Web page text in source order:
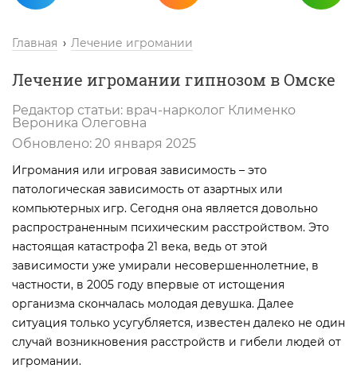
Главная Лечение игромании
Лечение игромании гипнозом в Омске
Редактор статьи: врач-нарколог Клименко
Вероника Олеговна
Обновлено: 20 января 2025
Игромания или игровая зависимость – это
патологическая зависимость от азартных или
компьютерных игр. Сегодня она является довольно
распространенным психическим расстройством. Это
настоящая катастрофа 21 века, ведь от этой
зависимости уже умирали несовершеннолетние, в
частности, в 2005 году впервые от истощения
организма скончалась молодая девушка. Далее
ситуация только усугубляется, известен далеко не один
случай возникновения расстройств и гибели людей от
игромании.